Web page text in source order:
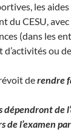
les
du CESU,
(dans les
d’activités ou
derendre
dépendront de
de l’examen